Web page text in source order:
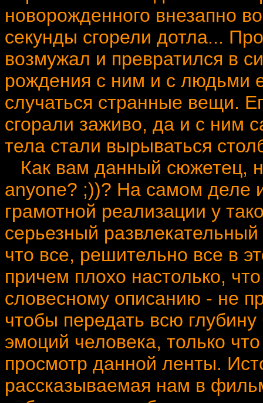
новорожденного внезапно
секунды сгорели дотла...
возмужал и превратился в
рождения с ним и с людьми
случаться странные вещи.
сгорали заживо, да и с ним
тела стали вырываться
Как вам данный сюжетец,
anyone? ;))? На самом деле
грамотной реализации у
серьезный
что все, решительно все в
причем плохо настолько,
словесному описанию - не
чтобы передать всю глубину
эмоций человека, только
просмотр данной ленты.
рассказываемая нам в